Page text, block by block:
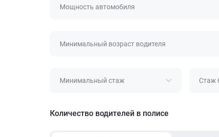
Мощность автомобиля
Минимальный возраст водителя
Минимальный стаж Стаж
Количество водителей в полисе